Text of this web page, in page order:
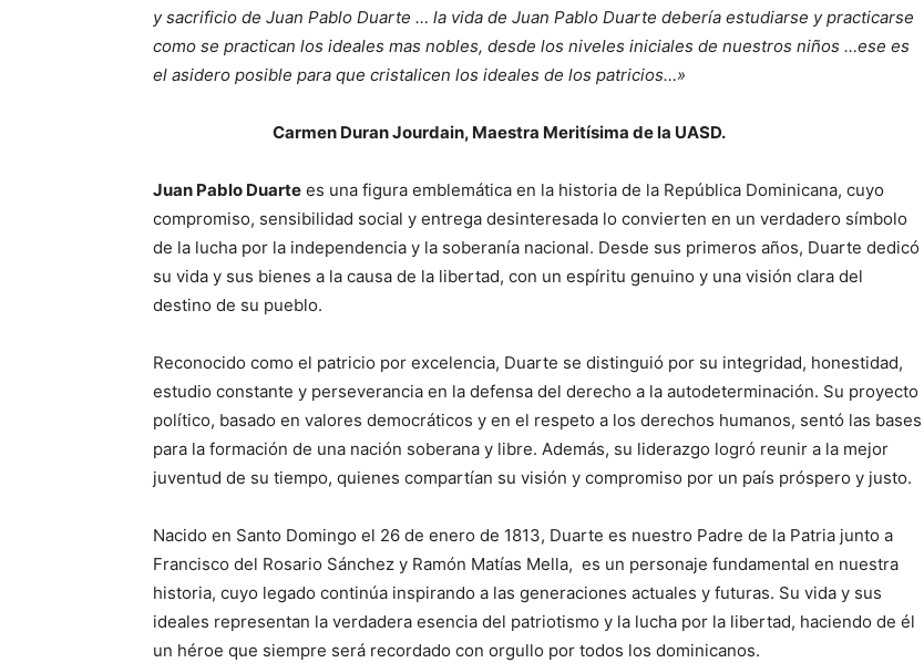
y sacrificio de Juan Pablo Duarte … la vida de Juan Pablo Duarte debería estudiarse y practicarse
como se practican los ideales mas nobles, desde los niveles iniciales de nuestros niños …ese es
el asidero posible para que cristalicen los ideales de los patricios…»
Carmen Duran Jourdain, Maestra Meritísima de la UASD.
Juan Pablo Duarte es una figura emblemática en la historia de la República Dominicana, cuyo
compromiso, sensibilidad social y entrega desinteresada lo convierten en un verdadero símbolo
de la lucha por la independencia y la soberanía nacional. Desde sus primeros años, Duarte dedicó
su vida y sus bienes a la causa de la libertad, con un espíritu genuino y una visión clara del
destino de su pueblo.
Reconocido como el patricio por excelencia, Duarte se distinguió por su integridad, honestidad,
estudio constante y perseverancia en la defensa del derecho a la autodeterminación. Su proyecto
político, basado en valores democráticos y en el respeto a los derechos humanos, sentó las bases
para la formación de una nación soberana y libre. Además, su liderazgo logró reunir a la mejor
juventud de su tiempo, quienes compartían su visión y compromiso por un país próspero y justo.
Nacido en Santo Domingo el 26 de enero de 1813, Duarte es nuestro Padre de la Patria junto a
Francisco del Rosario Sánchez y Ramón Matías Mella, es un personaje fundamental en nuestra
historia, cuyo legado continúa inspirando a las generaciones actuales y futuras. Su vida y sus
ideales representan la verdadera esencia del patriotismo y la lucha por la libertad, haciendo de él
un héroe que siempre será recordado con orgullo por todos los dominicanos.